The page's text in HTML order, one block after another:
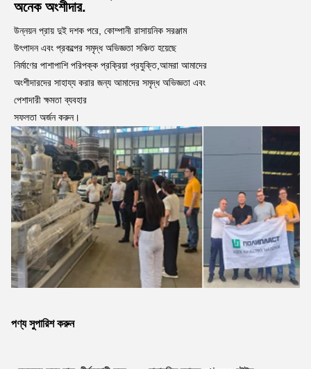
অনেক অংশীদার.
উন্নয়ন প্রায় দুই দশক পরে, কোম্পানী রাসায়নিক সরঞ্জাম
উৎপাদন এবং প্রকল্পের সমৃদ্ধ অভিজ্ঞতা সঞ্চিত হয়েছে
নির্মাণের পাশাপাশি পরিপক্ক প্রক্রিয়া প্রযুক্তি,আমরা আমাদের
অংশীদারদের সাহায্য করার জন্য আমাদের সমৃদ্ধ অভিজ্ঞতা এবং
পেশাদারী ক্ষমতা ব্যবহার
সফলতা অর্জন করুন।
পণ্য সুপারিশ করুন